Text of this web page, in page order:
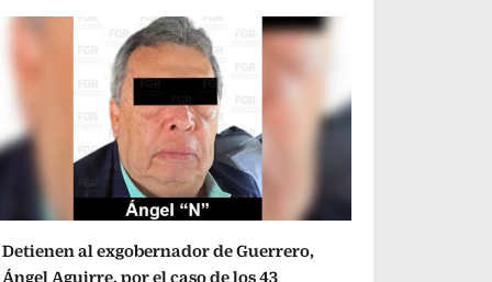
Detienen al exgobernador de Guerrero,
Ángel Aguirre, por el caso de los 43